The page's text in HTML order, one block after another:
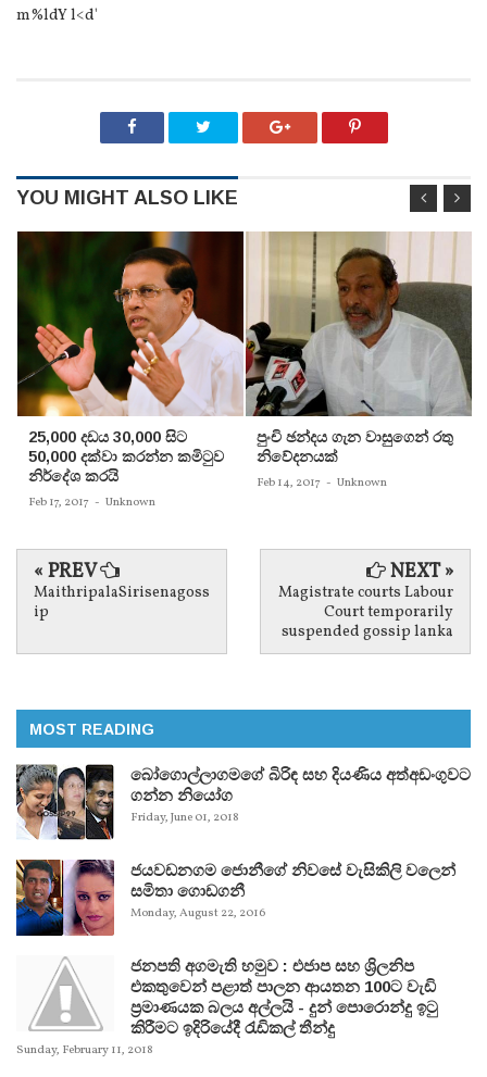
m%ldY l<d'
YOU MIGHT ALSO LIKE
25,000 දඩය 30,000 සිට
50,000 දක්වා කරන්න කමිටුව
නිර්දේශ කරයි
Feb 17, 2017 - Unknown
පුංචි ඡන්දය ගැන වාසුගෙන් රතු
නිවේදනයක්‌
Feb 14, 2017 - Unknown
« PREV
MaithripalaSirisenagoss
ip
NEXT »
Magistrate courts Labour
Court temporarily
suspended gossip lanka
MOST READING
බෝගොල්ලාගමගේ බිරිඳ සහ දියණිය අත්අඩංගුවට
ගන්න නියෝග
Friday, June 01, 2018
ජයවඩනගම ජොනීගේ නිවසේ වැසිකිලි වලෙන්
සමිතා ගොඩගනී
Monday, August 22, 2016
ජනපති අගමැති හමුව : එජාප සහ ශ්‍රිලනිප
එකතුවෙන් පළාත් පාලන ආයතන 100ට වැඩි
ප්‍රමාණයක බලය අල්ලයි - දුන් පොරොන්දු ඉටු
කිරීමට ඉදිරියේදී රැඩිකල් තීන්දු
Sunday, February 11, 2018